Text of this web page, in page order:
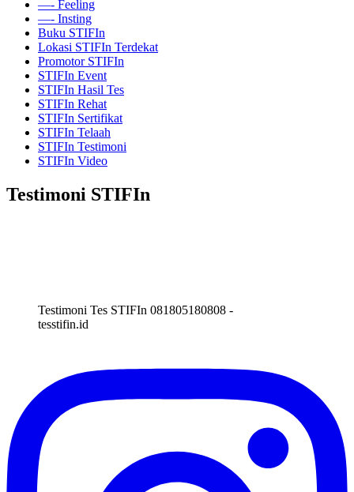
—- Feeling
—- Insting
Buku STIFIn
Lokasi STIFIn Terdekat
Promotor STIFIn
STIFIn Event
STIFIn Hasil Tes
STIFIn Rehat
STIFIn Sertifikat
STIFIn Telaah
STIFIn Testimoni
STIFIn Video
Testimoni STIFIn
Testimoni Tes STIFIn 081805180808 -
tesstifin.id